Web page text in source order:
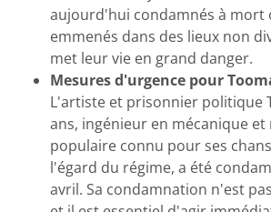
aujourd'hui condamnés à mort
emmenés dans des lieux non
met leur vie en grand danger.
Mesures d'urgence pour
L'artiste et prisonnier politique
ans, ingénieur en mécanique
populaire connu pour ses
l'égard du régime, a été
avril. Sa condamnation n'est